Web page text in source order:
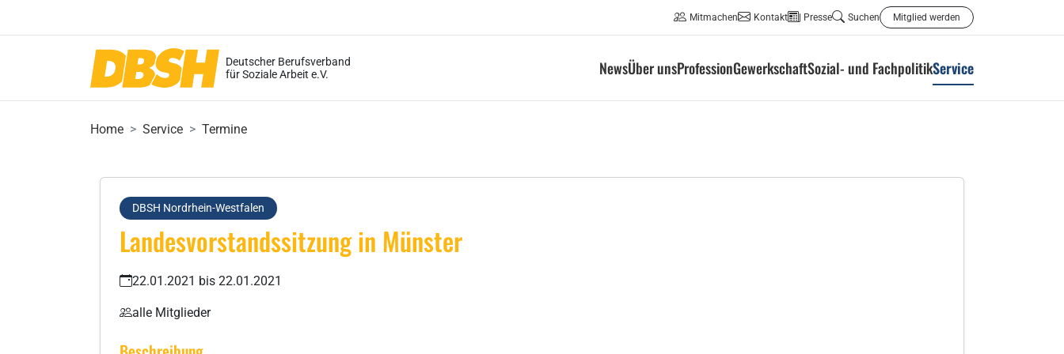
Mitmachen Kontakt Presse Suchen Mitglied werden
Deutscher Berufsverband
für Soziale Arbeit e.V.
NewsÜber unsProfessionGewerkschaftSozial- und FachpolitikService
Home Service Termine
DBSH Nordrhein-Westfalen
Landesvorstandssitzung in Münster
22.01.2021 bis 22.01.2021
alle Mitglieder